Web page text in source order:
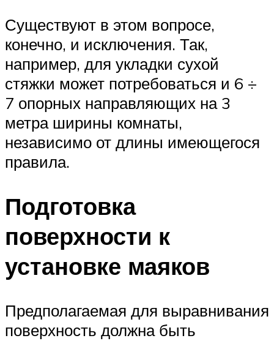
Существуют в этом вопросе,
конечно, и исключения. Так,
например, для укладки сухой
стяжки может потребоваться и 6 ÷
7 опорных направляющих на 3
метра ширины комнаты,
независимо от длины имеющегося
правила.
Подготовка
поверхности к
установке маяков
Предполагаемая для выравнивания
поверхность должна быть